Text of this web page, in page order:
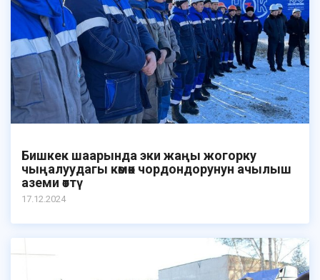
Бишкек шаарында эки жаңы жогорку
чыңалуудагы көмөк чордондорунун ачылыш
аземи өттү
17.12.2024